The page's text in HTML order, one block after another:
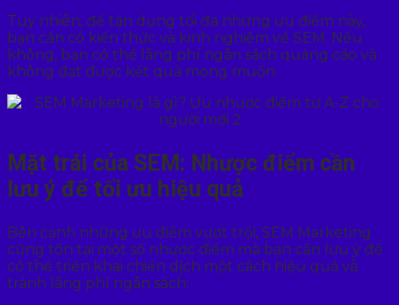
Tuy nhiên, để tận dụng tối đa những ưu điểm này,
bạn cần có kiến thức và kinh nghiệm về SEM. Nếu
không, bạn có thể lãng phí ngân sách quảng cáo và
không đạt được kết quả mong muốn.
Mặt trái của SEM: Nhược điểm cần
lưu ý để tối ưu hiệu quả
Bên cạnh những ưu điểm vượt trội, SEM Marketing
cũng tồn tại một số nhược điểm mà bạn cần lưu ý để
có thể triển khai chiến dịch một cách hiệu quả và
tránh lãng phí ngân sách: